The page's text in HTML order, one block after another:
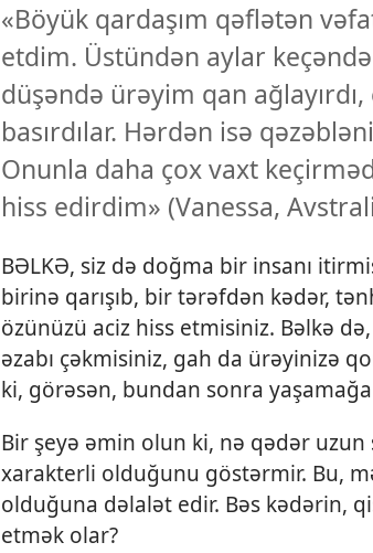
«Böyük qardaşım qəflətən
etdim. Üstündən aylar
düşəndə ürəyim qan
basırdılar. Hərdən isə
Onunla daha çox vaxt
hiss edirdim» (Vanessa,
BƏLKƏ, siz də doğma bir insanı
birinə qarışıb, bir tərəfdən kədər,
özünüzü aciz hiss etmisiniz. Bəlkə
əzabı çəkmisiniz, gah da ürəyinizə
ki, görəsən, bundan sonra
Bir şeyə əmin olun ki, nə qədər
xarakterli olduğunu göstərmir. Bu,
olduğuna dəlalət edir. Bəs kədərin,
etmək olar?